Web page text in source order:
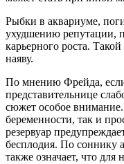
Рыбки в аквариуме,
ухудшению репутации,
карьерного роста.
наяву.
По мнению Фрейда,
представительнице
сюжет особое
беременности, так и
резервуар
бесплодия. По
также означает, что для